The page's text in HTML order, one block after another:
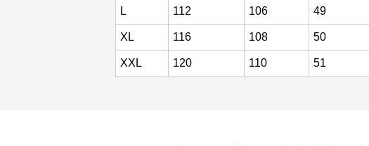
L 112 106 49
XL 116 108 50
XXL 120 110 51